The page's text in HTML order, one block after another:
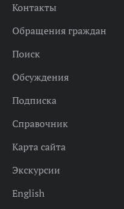
Контакты
Обращения граждан
Поиск
Обсуждения
Подписка
Справочник
Карта сайта
Экскурсии
English